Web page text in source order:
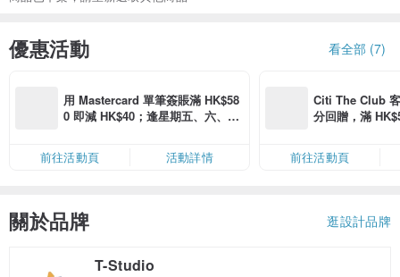
優惠活動 看全部 (7)
用 Mastercard 單筆簽賬滿 HK$58
0 即減 HK$40；逢星期五、六、日
限，額滿即止，僅限「常用信用
卡」結帳）
前往活動頁 活動詳情
Citi The Club
分回贈，滿
前往活動頁
關於品牌 逛設計品牌
T-Studio